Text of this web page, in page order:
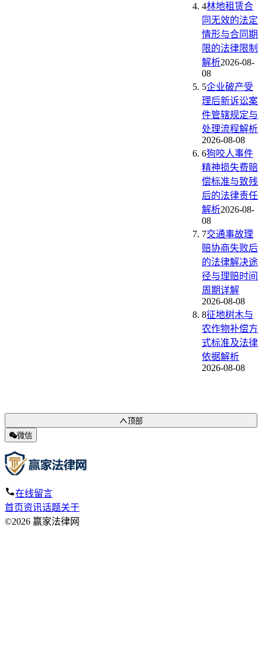
4林地租赁合
同无效的法定
情形与合同期
限的法律限制
解析2026-08-
08
5企业破产受
理后新诉讼案
件管辖规定与
处理流程解析
2026-08-08
6狗咬人事件
精神损失费赔
偿标准与致残
后的法律责任
解析2026-08-
08
7交通事故理
赔协商失败后
的法律解决途
径与理赔时间
周期详解
2026-08-08
8征地树木与
农作物补偿方
式标准及法律
依据解析
2026-08-08
顶部
微信
在线留言
首页资讯话题关于
©2026 赢家法律网